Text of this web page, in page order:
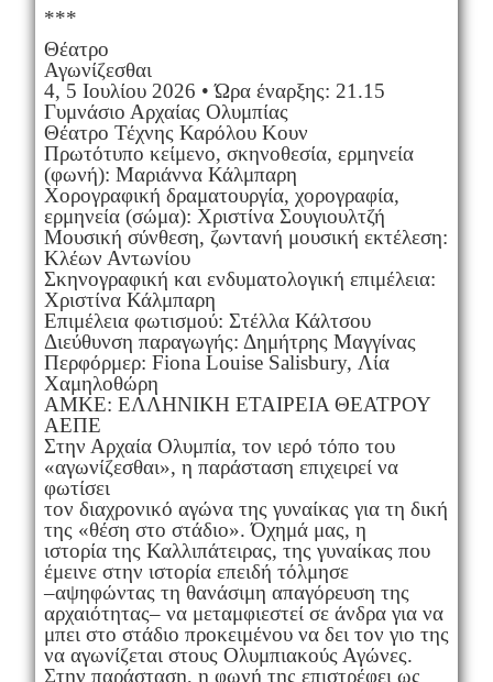
***
Θέατρο
Αγωνίζεσθαι
4, 5 Ιουλίου 2026 • Ώρα έναρξης: 21.15
Γυμνάσιο Αρχαίας Ολυμπίας
Θέατρο Τέχνης Καρόλου Κουν
Πρωτότυπο κείμενο, σκηνοθεσία, ερμηνεία
(φωνή): Μαριάννα Κάλμπαρη
Χορογραφική δραματουργία, χορογραφία,
ερμηνεία (σώμα): Χριστίνα Σουγιουλτζή
Μουσική σύνθεση, ζωντανή μουσική εκτέλεση:
Κλέων Αντωνίου
Σκηνογραφική και ενδυματολογική επιμέλεια:
Χριστίνα Κάλμπαρη
Επιμέλεια φωτισμού: Στέλλα Κάλτσου
Διεύθυνση παραγωγής: Δημήτρης Μαγγίνας
Περφόρμερ: Fiona Louise Salisbury, Λία
Χαμηλοθώρη
ΑΜΚΕ: ΕΛΛΗΝΙΚΗ ΕΤΑΙΡΕΙΑ ΘΕΑΤΡΟΥ
ΑΕΠΕ
Στην Αρχαία Ολυμπία, τον ιερό τόπο του
«αγωνίζεσθαι», η παράσταση επιχειρεί να
φωτίσει
τον διαχρονικό αγώνα της γυναίκας για τη δική
της «θέση στο στάδιο». Όχημά μας, η
ιστορία της Καλλιπάτειρας, της γυναίκας που
έμεινε στην ιστορία επειδή τόλμησε
–αψηφώντας τη θανάσιμη απαγόρευση της
αρχαιότητας– να μεταμφιεστεί σε άνδρα για να
μπει στο στάδιο προκειμένου να δει τον γιο της
να αγωνίζεται στους Ολυμπιακούς Αγώνες.
Στην παράσταση, η φωνή της επιστρέφει ως